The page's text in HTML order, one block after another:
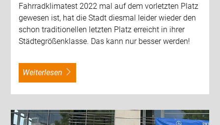
Fahrradklimatest 2022 mal auf dem vorletzten Platz
gewesen ist, hat die Stadt diesmal leider wieder den
schon traditionellen letzten Platz erreicht in ihrer
Städtegrößenklasse. Das kann nur besser werden!
weiterlesen